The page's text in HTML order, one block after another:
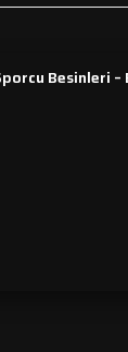
Besinleri